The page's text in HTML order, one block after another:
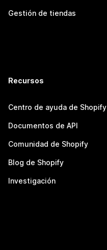
Gestión de tiendas
Recursos
Centro de ayuda de Shopify
Documentos de API
Comunidad de Shopify
Blog de Shopify
Investigación